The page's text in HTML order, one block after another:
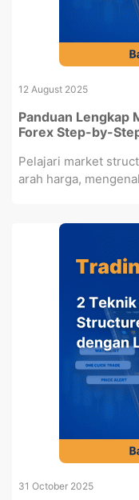
12 August 2025
Panduan Lengkap
Forex Step-by-
Pelajari market
arah harga,
31 October 2025